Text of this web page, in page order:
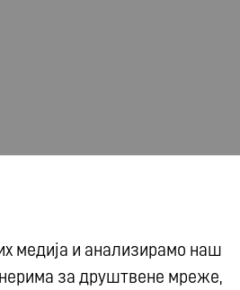
медија и анализирамо наш
за друштвене мреже,